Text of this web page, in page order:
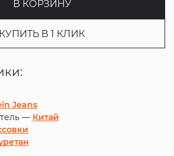
В КОРЗИНУ
КУПИТЬ В 1 КЛИК
Jeans
— Китай